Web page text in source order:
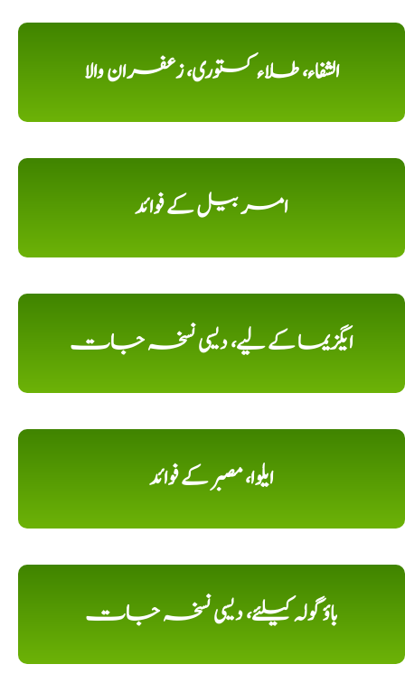
الشفاء، طلاء کستوری، زعفران والا
امر بیل کے فوائد
ایگزیما کے لیے، دیسی نسخہ جات
ایلوا، مصبر کے فوائد
باؤ گولہ کیلئے، دیسی نسخہ جات